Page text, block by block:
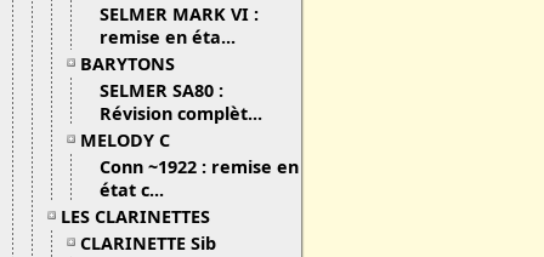
SELMER MARK VI :
remise en éta...
BARYTONS
SELMER SA80 :
Révision complèt...
MELODY C
Conn ~1922 : remise en
état c...
LES CLARINETTES
CLARINETTE Sib